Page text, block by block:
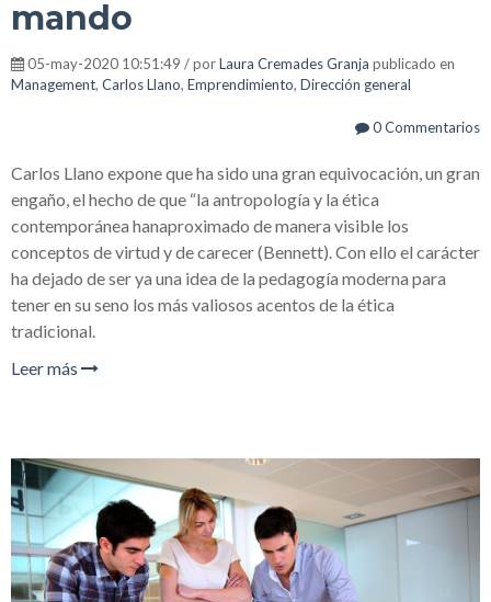
mando
05-may-2020 10:51:49 / porLaura Cremades Granja publicado en
Management, Carlos Llano, Emprendimiento, Dirección general
0 Commentarios
Carlos Llano expone que ha sido una gran equivocación, un gran
engaño, el hecho de que “la antropología y la ética
contemporánea hanaproximado de manera visible los
conceptos de virtud y de carecer (Bennett). Con ello el carácter
ha dejado de ser ya una idea de la pedagogía moderna para
tener en su seno los más valiosos acentos de la ética
tradicional.
Leer más